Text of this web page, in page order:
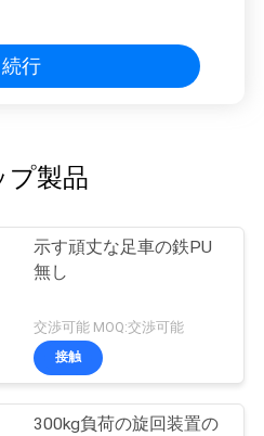
続行
プ製品
示す頑丈な足車の鉄PU
無し
交渉可能 MOQ:交渉可能
接触
300kg負荷の旋回装置の